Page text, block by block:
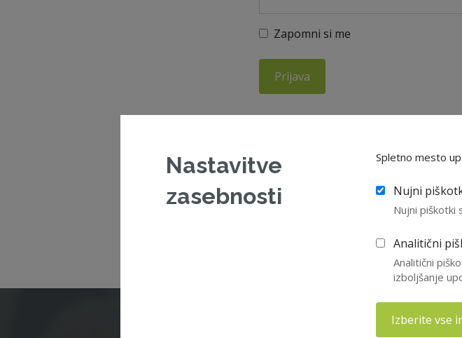
Zapomni si me
Prijava
V kolikor še niste član ZNS, vas vabimo
članstva. Letna članarina
Nastavitve
zasebnosti
Spletno mesto
Nujni
Nujni
Analitični
Analitični
izboljšanje
Izberite vse